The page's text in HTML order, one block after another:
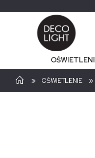
» OŚWIETLENIE »